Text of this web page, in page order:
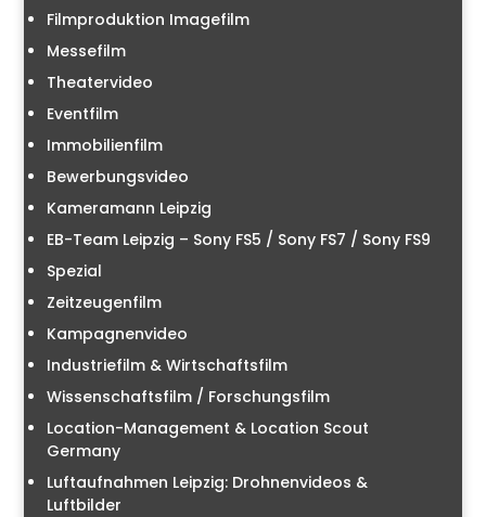
Filmproduktion Imagefilm
Messefilm
Theatervideo
Eventfilm
Immobilienfilm
Bewerbungsvideo
Kameramann Leipzig
EB-Team Leipzig – Sony FS5 / Sony FS7 / Sony FS9
Spezial
Zeitzeugenfilm
Kampagnenvideo
Industriefilm & Wirtschaftsfilm
Wissenschaftsfilm / Forschungsfilm
Location-Management & Location Scout
Germany
Luftaufnahmen Leipzig: Drohnenvideos &
Luftbilder